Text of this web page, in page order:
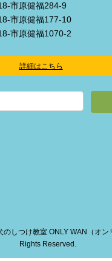
市原健福284-9
市原健福177-10
市原健福1070-2
詳細はこちら
しつけ教室 ONLY WAN（オン
Rights Reserved.